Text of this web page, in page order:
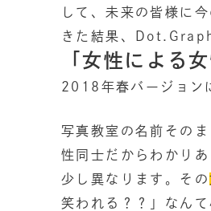
して、未来の皆様に
きた結果、Dot.Graph
「女性による
2018年春バージョン
写真教室の名前その
性同士だからわかり
少し異なります。その
笑われる？？」なん